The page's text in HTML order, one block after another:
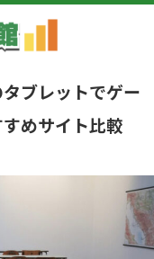
ブレットでゲー
めサイト比較